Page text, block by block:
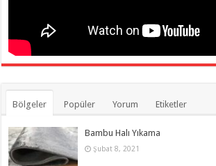
Bölgeler Popüler Yorum Etiketler
Bambu Halı Yıkama
Şubat 8, 2021